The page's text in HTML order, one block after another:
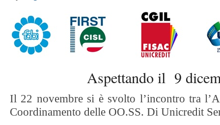
Aspettando il 9
Il 22 novembre si è svolto l’incontro tra
Coordinamento delle OO.SS. Di Unicredit